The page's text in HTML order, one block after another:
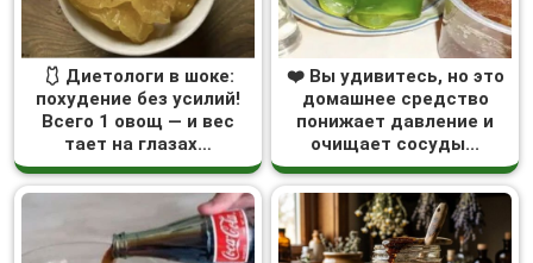
🩱 Диетологи в шоке:
похудение без усилий!
Всего 1 овощ — и вес
тает на глазах…
❤️ Вы удивитесь, но это
домашнее средство
понижает давление и
очищает сосуды...